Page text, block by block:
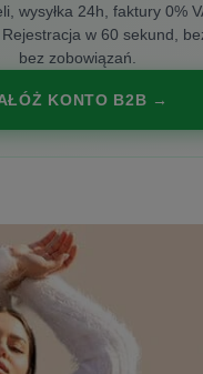
wysyłka 24h, faktury 0%
w 60 sekund,
bez zobowiązań.
KONTO B2B →